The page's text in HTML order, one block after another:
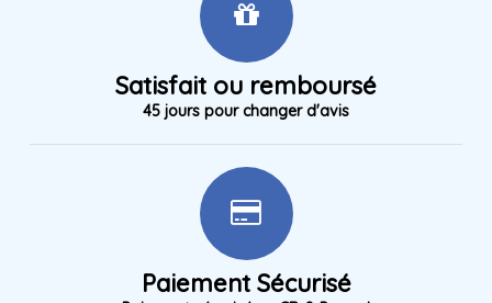
Satisfait ou remboursé
45 jours pour changer d'avis
Paiement Sécurisé